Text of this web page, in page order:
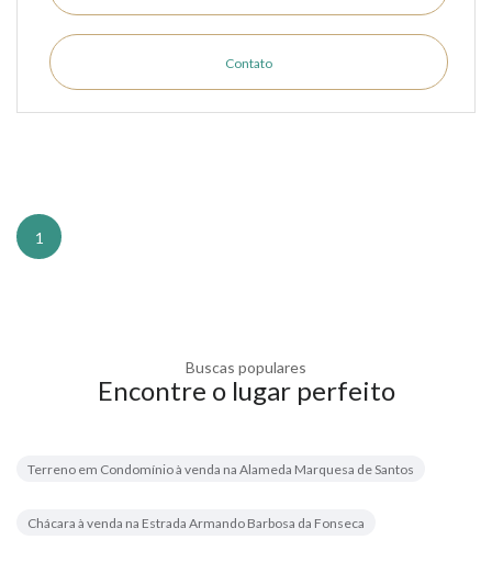
Contato
1
Buscas populares
Encontre o lugar perfeito
Terreno em Condomínio à venda na Alameda Marquesa de Santos
Chácara à venda na Estrada Armando Barbosa da Fonseca